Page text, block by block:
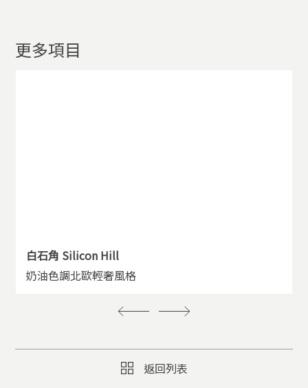
更多項目
白石角 Silicon Hill
奶油色調北歐輕奢風格
返回列表